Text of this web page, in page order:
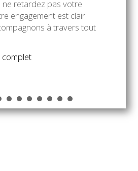
ne retardez pas votre
engagement est clair:
à travers tout
completabout ASSURANCE-EMPLOI